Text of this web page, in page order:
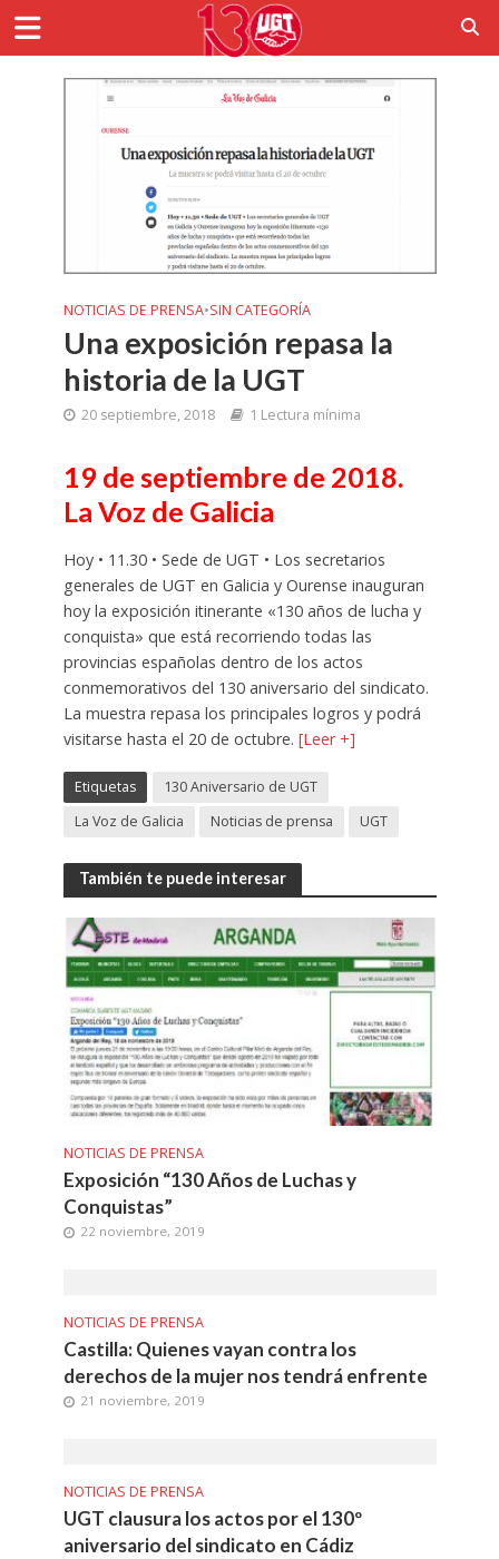
NOTICIAS DE PRENSA•SIN CATEGORÍA
Una exposición repasa la
historia de la UGT
20 septiembre, 2018 1 Lectura mínima
19 de septiembre de 2018.
La Voz de Galicia
Hoy • 11.30 • Sede de UGT • Los secretarios
generales de UGT en Galicia y Ourense inauguran
hoy la exposición itinerante «130 años de lucha y
conquista» que está recorriendo todas las
provincias españolas dentro de los actos
conmemorativos del 130 aniversario del sindicato.
La muestra repasa los principales logros y podrá
visitarse hasta el 20 de octubre. [Leer +]
Etiquetas
130 Aniversario de UGT
La Voz de Galicia
Noticias de prensa UGT
También te puede interesar
NOTICIAS DE PRENSA
Exposición “130 Años de Luchas y
Conquistas”
22 noviembre, 2019
NOTICIAS DE PRENSA
Castilla: Quienes vayan contra los
derechos de la mujer nos tendrá enfrente
21 noviembre, 2019
NOTICIAS DE PRENSA
UGT clausura los actos por el 130º
aniversario del sindicato en Cádiz